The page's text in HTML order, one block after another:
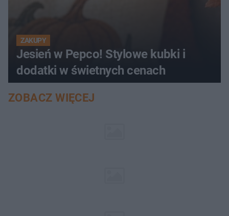
ZAKUPY
Jesień w Pepco! Stylowe kubki i
dodatki w świetnych cenach
ZOBACZ WIĘCEJ